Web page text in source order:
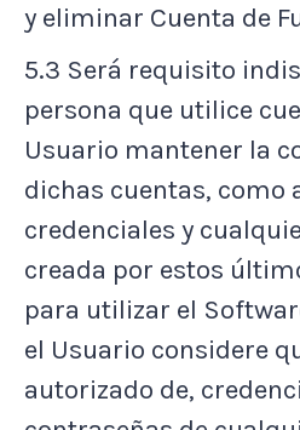
y eliminar Cuenta de
5.3 Será requisito
persona que utilice
Usuario mantener la
dichas cuentas, como
credenciales y
creada por estos
para utilizar el
el Usuario considere
autorizado de,